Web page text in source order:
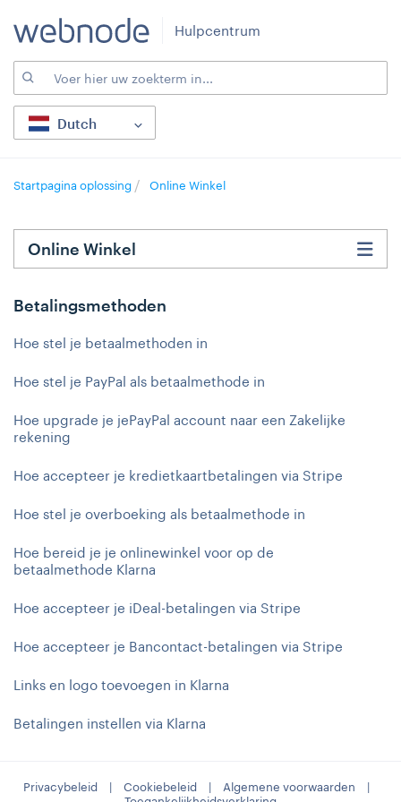
Hulpcentrum
Dutch
Startpagina oplossing Online Winkel
Betalingsmethoden
Hoe stel je betaalmethoden in
Hoe stel je PayPal als betaalmethode in
Hoe upgrade je jePayPal account naar een Zakelijke
rekening
Hoe accepteer je kredietkaartbetalingen via Stripe
Hoe stel je overboeking als betaalmethode in
Hoe bereid je je onlinewinkel voor op de
betaalmethode Klarna
Hoe accepteer je iDeal-betalingen via Stripe
Hoe accepteer je Bancontact-betalingen via Stripe
Links en logo toevoegen in Klarna
Betalingen instellen via Klarna
Online Winkel
Privacybeleid | Cookiebeleid | Algemene voorwaarden
|